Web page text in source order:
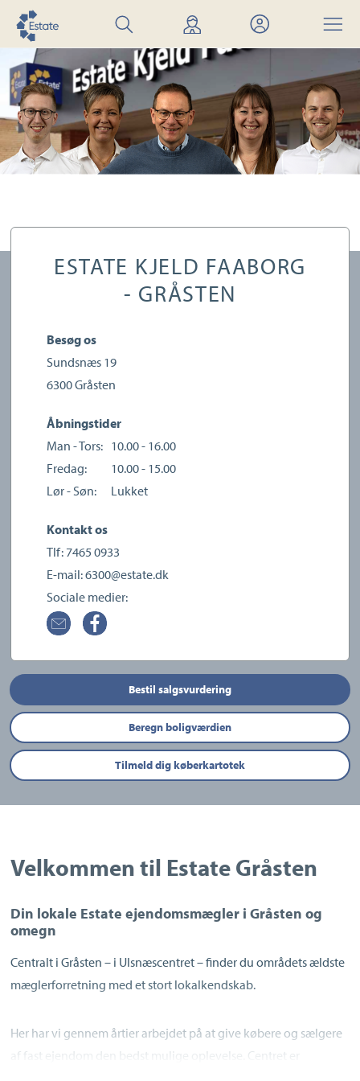
Søg
bolig
Find
mægler
Mit
Estate
Menu
ESTATE KJELD FAABORG
- GRÅSTEN
Besøg os
Sundsnæs 19
6300Gråsten
Åbningstider
Man - Tors: 10.00 - 16.00
Fredag:
10.00 - 15.00
Lør - Søn:
Lukket
Kontakt os
Tlf: 7465 0933
E-mail:6300@estate.dk
Sociale medier:
Bestil salgsvurdering
Beregn boligværdien
Tilmeld dig køberkartotek
Velkommen til Estate Gråsten
Din lokale Estate ejendomsmægler i Gråsten og
omegn
Centralt i Gråsten – i Ulsnæscentret – finder du områdets ældste
mæglerforretning med et stort lokalkendskab.
Her har vi gennem årtier arbejdet på at give købere og sælgere
af fast ejendom den bedst mulige oplevelse. Centret er